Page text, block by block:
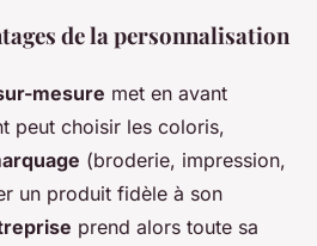
de la personnalisation
mesure met en avant
peut choisir les coloris,
(broderie, impression,
un produit fidèle à son
prend alors toute sa